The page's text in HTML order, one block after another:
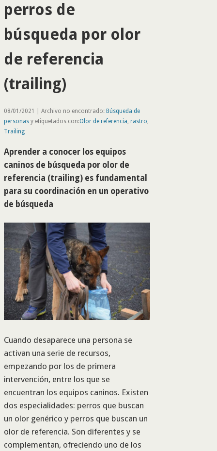
perros de
búsqueda por olor
de referencia
(trailing)
08/01/2021 | Archivo no encontrado: Búsqueda de
personasy etiquetados con:Olor de referencia, rastro,
Trailing
Aprender a conocer los equipos
caninos de búsqueda por olor de
referencia (trailing) es fundamental
para su coordinación en un operativo
de búsqueda
Cuando desaparece una persona se
activan una serie de recursos,
empezando por los de primera
intervención, entre los que se
encuentran los equipos caninos. Existen
dos especialidades: perros que buscan
un olor genérico y perros que buscan un
olor de referencia. Son diferentes y se
complementan, ofreciendo uno de los